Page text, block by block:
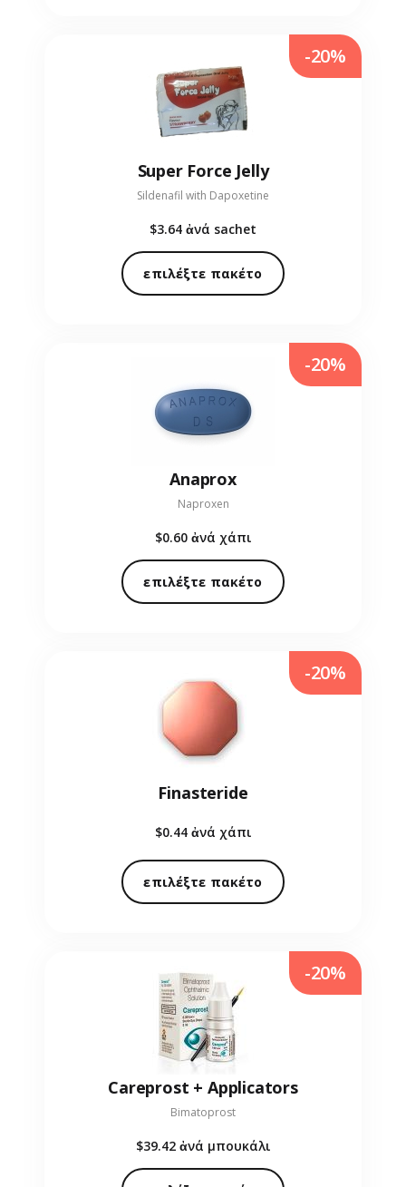
Super Force Jelly
Sildenafil with Dapoxetine
$3.64 ἀνά sachet
επιλέξτε πακέτο
-20%
Anaprox
Naproxen
$0.60 ἀνά χάπι
επιλέξτε πακέτο
-20%
Finasteride
$0.44 ἀνά χάπι
επιλέξτε πακέτο
-20%
Careprost + Applicators
Bimatoprost
$39.42 ἀνά μπουκάλι
-20%